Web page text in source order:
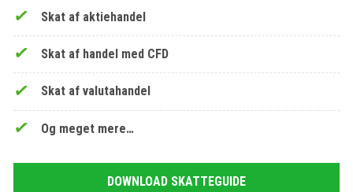
Skat af aktiehandel
Skat af handel med CFD
Skat af valutahandel
Og meget mere…
DOWNLOAD SKATTEGUIDE